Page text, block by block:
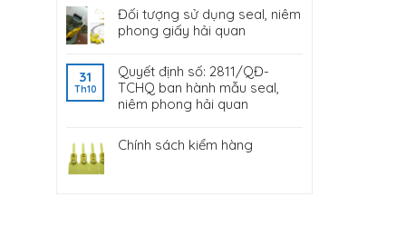
Đối tượng sử dụng seal, niêm
phong giấy hải quan
31
Th10
Quyết định số: 2811/QĐ-
TCHQ ban hành mẫu seal,
niêm phong hải quan
Chính sách kiểm hàng